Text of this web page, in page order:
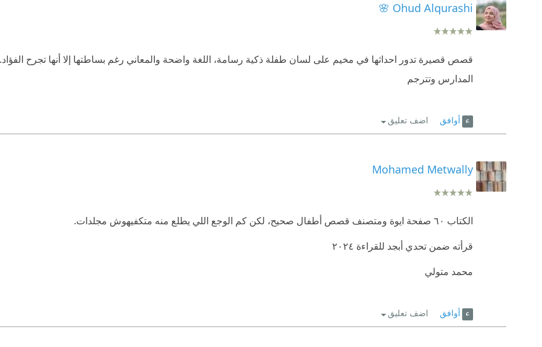
Ohud Alqurashi 🌸
قصص قصيرة تدور احداثها في مخيم على لسان طفلة ذكية رسامة، اللغة واضحة والمعاني رغم بساطتها إلا أنها تجرح
المدارس وتترجم
أوافق اضف تعليق
Mohamed Metwally
الكتاب ٦٠ صفحة ايوة ومتصنف قصص أطفال صحيح، لكن كم الوجع اللي يطلع منه متكفيهوش مجلدات.
قرأته ضمن تحدي أبجد للقراءة ٢٠٢٤
محمد متولي
أوافق اضف تعليق